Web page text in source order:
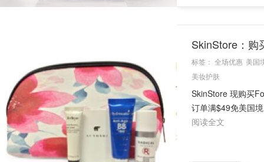
SkinStore：购
标签： 全场优惠 美国
美妆护肤
SkinStore 现购买
订单满$49免美国
阅读全文